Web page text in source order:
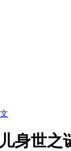
身世之